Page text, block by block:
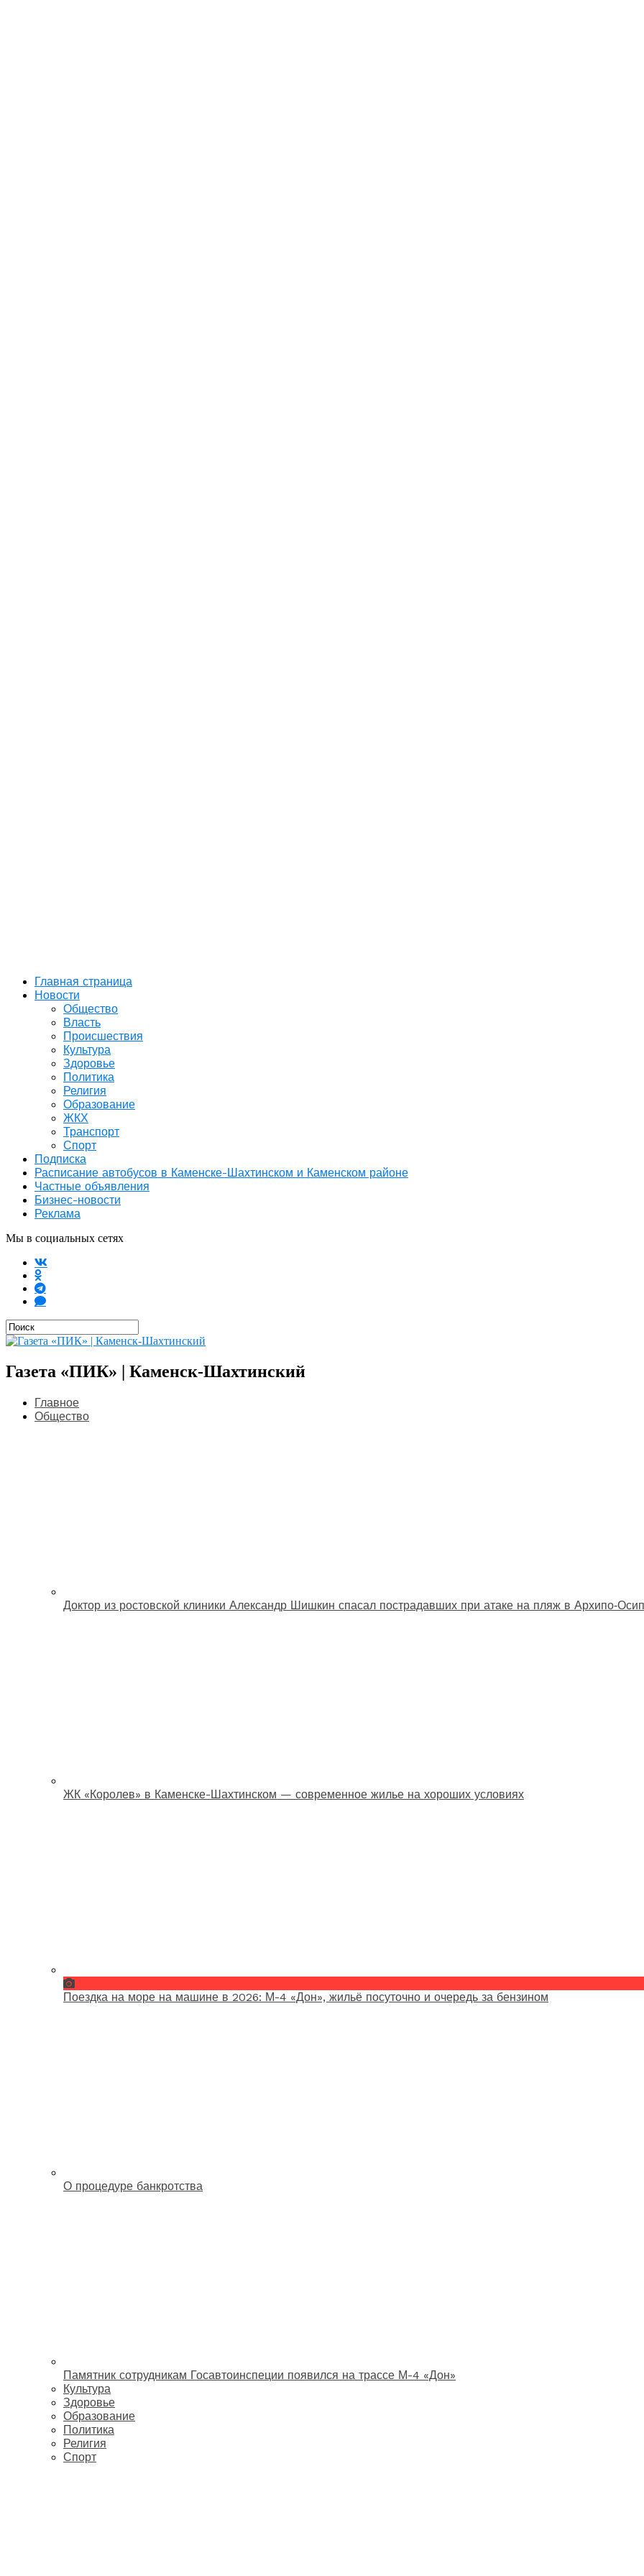
Главная страница
Новости
Общество
Власть
Происшествия
Культура
Здоровье
Политика
Религия
Образование
ЖКХ
Транспорт
Спорт
Подписка
Расписание автобусов в Каменске-Шахтинском и Каменском районе
Частные объявления
Бизнес-новости
Реклама
Мы в социальных сетях
Газета «ПИК» | Каменск-Шахтинский
Главное
Общество
Доктор из ростовской клиники Александр Шишкин спасал пострадавших при атаке на пляж в
ЖК «Королев» в Каменске-Шахтинском — современное жилье на хороших условиях
Поездка на море на машине в 2026: М-4 «Дон», жильё посуточно и очередь за бензином
О процедуре банкротства
Памятник сотрудникам Госавтоинспеции появился на трассе М-4 «Дон»
Культура
Здоровье
Образование
Политика
Религия
Спорт